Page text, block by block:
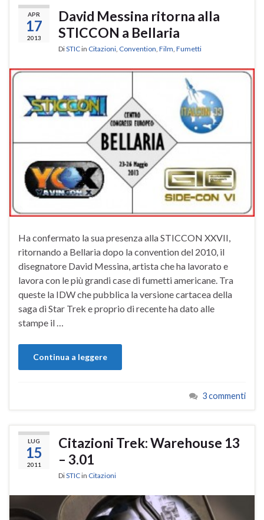
APR
17
2013
David Messina ritorna alla
STICCON a Bellaria
DiSTICin Citazioni Convention Film Fumetti
Ha confermato la sua presenza alla STICCON XXVII,
ritornando a Bellaria dopo la convention del 2010, il
disegnatore David Messina, artista che ha lavorato e
lavora con le più grandi case di fumetti americane. Tra
queste la IDW che pubblica la versione cartacea della
saga di Star Trek e proprio di recente ha dato alle
stampe il …
Continua a leggere
3 commenti
LUG
15
2011
Citazioni Trek: Warehouse 13
– 3.01
DiSTICin Citazioni